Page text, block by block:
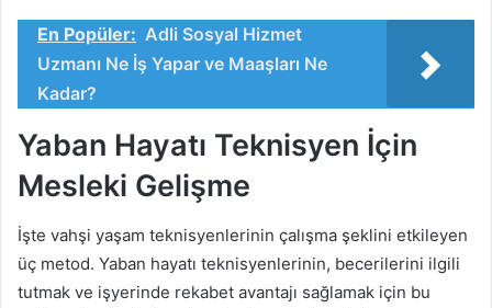
En Popüler: Adli Sosyal Hizmet
Uzmanı Ne İş Yapar ve Maaşları Ne
Kadar?
Yaban Hayatı Teknisyen İçin
Mesleki Gelişme
İşte vahşi yaşam teknisyenlerinin çalışma şeklini etkileyen
üç metod. Yaban hayatı teknisyenlerinin, becerilerini ilgili
tutmak ve işyerinde rekabet avantajı sağlamak için bu